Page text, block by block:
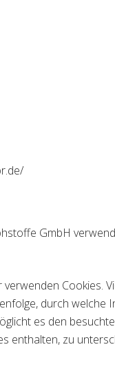
GmbH
Cookies.
durch
es den
enthalten, zu